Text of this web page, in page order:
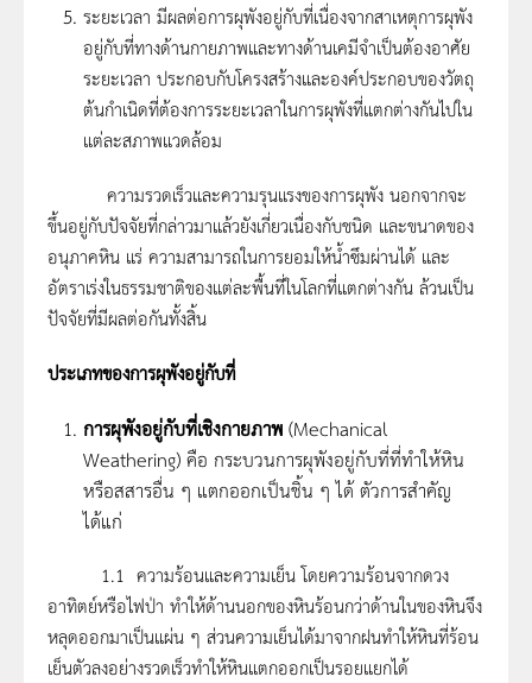
ระยะเวลา มีผลต่อการผุพังอยู่กับที่เนื่องจากสาเหตุการผุพัง
อยู่กับที่ทางด้านกายภาพและทางด้านเคมีจำเป็นต้องอาศัย
ระยะเวลา ประกอบกับโครงสร้างและองค์ประกอบของวัตถุ
ต้นกำเนิดที่ต้องการระยะเวลาในการผุพังที่แตกต่างกันไปใน
แต่ละสภาพแวดล้อม
ความรวดเร็วและความรุนแรงของการผุพัง นอกจากจะ
ขึ้นอยู่กับปัจจัยที่กล่าวมาแล้วยังเกี่ยวเนื่องกับชนิด และขนาดของ
อนุภาคหิน แร่ ความสามารถในการยอมให้น้ำซึมผ่านได้ และ
อัตราเร่งในธรรมชาติของแต่ละพื้นที่ในโลกที่แตกต่างกัน ล้วนเป็น
ปัจจัยที่มีผลต่อกันทั้งสิ้น
ประเภทของการผุพังอยู่กับที่
การผุพังอยู่กับที่เชิงกายภาพ(Mechanical
Weathering) คือ กระบวนการผุพังอยู่กับที่ที่ทำให้หิน
หรือสสารอื่น ๆ แตกออกเป็นชิ้น ๆ ได้ ตัวการสำคัญ
ได้แก่
1.1 ความร้อนและความเย็น โดยความร้อนจากดวง
อาทิตย์หรือไฟป่า ทำให้ด้านนอกของหินร้อนกว่าด้านในของหินจึง
หลุดออกมาเป็นแผ่น ๆ ส่วนความเย็นได้มาจากฝนทำให้หินที่ร้อน
เย็นตัวลงอย่างรวดเร็วทำให้หินแตกออกเป็นรอยแยกได้